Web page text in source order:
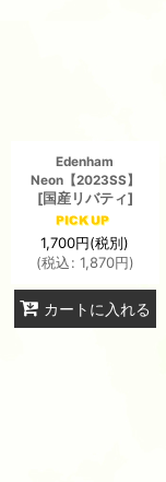
Edenham
Neon【2023SS】
[国産リバティ]
1,700円(税別)
(税込: 1,870円)
カートに入れる